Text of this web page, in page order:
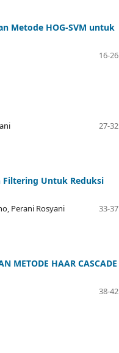
Metode HOG-SVM untuk
16-26
27-32
Filtering Untuk Reduksi
Perani Rosyani
33-37
METODE HAAR CASCADE
38-42